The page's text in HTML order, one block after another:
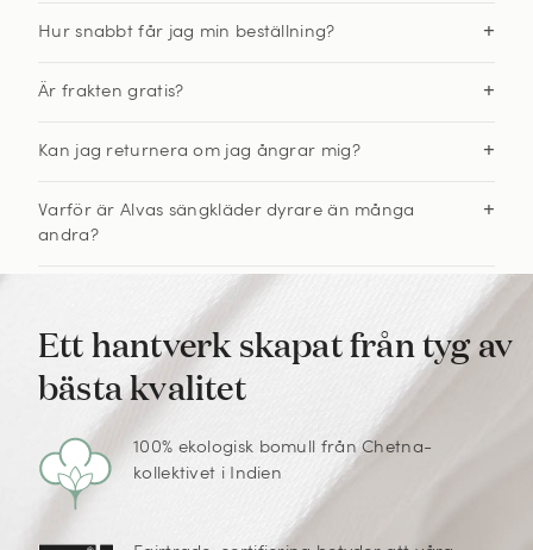
Hur snabbt får jag min beställning?
Är frakten gratis?
Kan jag returnera om jag ångrar mig?
Varför är Alvas sängkläder dyrare än många
andra?
Ett hantverk skapat från tyg av
bästa kvalitet
100% ekologisk bomull från Chetna-
kollektivet i Indien